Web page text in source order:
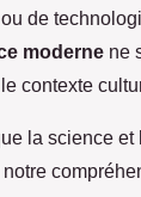
de
moderne ne
contexte
la science